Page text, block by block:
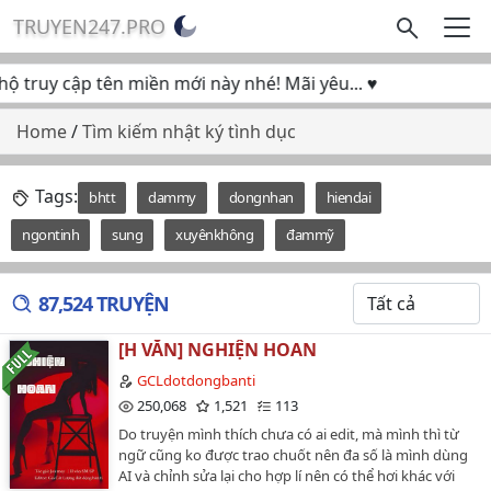
TRUYEN247.PRO
cập tên miền mới này nhé! Mãi yêu... ♥
Home/Tìm kiếm nhật ký tình dục
Tags: bhtt dammy dongnhan
hiendai
ngontinh
sung xuyênkhông đammỹ
87,524 TRUYỆN
[H VĂN] NGHIỆN HOAN
GCLdotdongbanti
250,068
1,521
113
Do truyện mình thích chưa có ai edit, mà mình thì từ
ngữ cũng ko được trao chuốt nên đa số là mình dùng
AI và chỉnh sửa lại cho hợp lí nên có thể hơi khác với